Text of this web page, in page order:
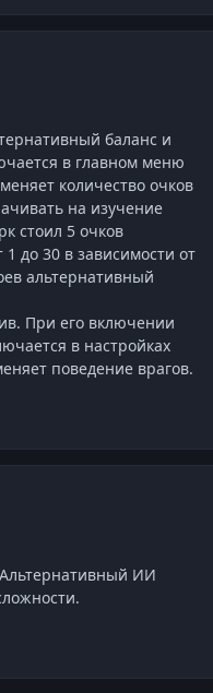
баланс и
в главном меню
количество очков
на изучение
стоил 5 очков
1 до 30 в зависимости от
альтернативный
При его включении
в настройках
поведение врагов.
ИИ